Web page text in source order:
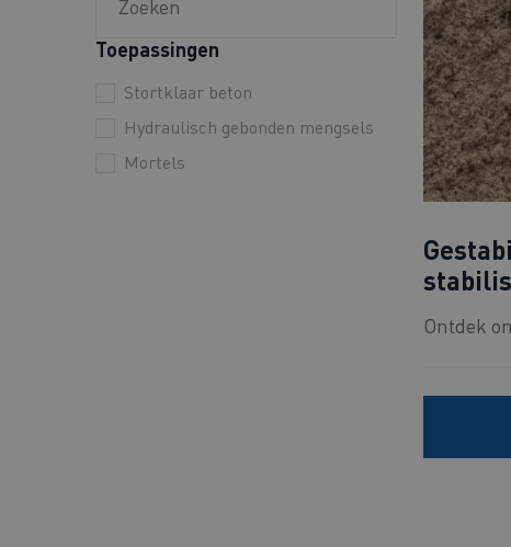
Toepassingen
Stortklaar beton
Hydraulisch gebonden mengsels
Mortels
Ontdek